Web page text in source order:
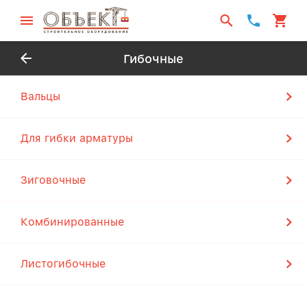
Гибочные
Вальцы
Для гибки арматуры
Зиговочные
Комбинированные
Листогибочные